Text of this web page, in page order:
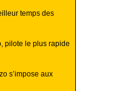
temps des
pilote le plus rapide
s’impose aux